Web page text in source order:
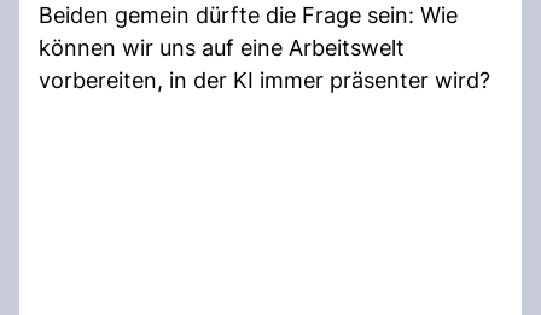
Beiden gemein dürfte die Frage sein: Wie
können wir uns auf eine Arbeitswelt
vorbereiten, in der KI immer präsenter wird?